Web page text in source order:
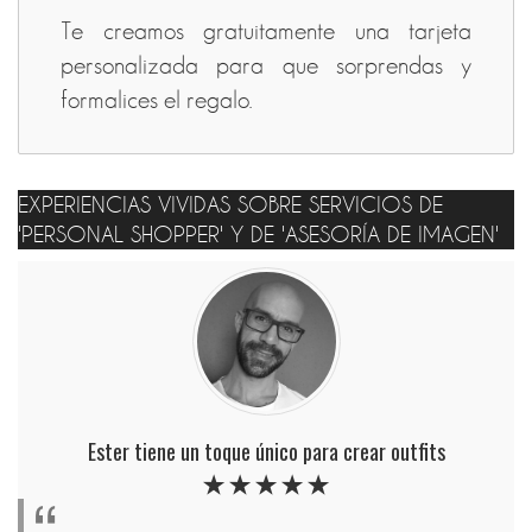
Te creamos gratuitamente una tarjeta
personalizada para que sorprendas y
formalices el regalo.
EXPERIENCIAS VIVIDAS SOBRE SERVICIOS DE
'PERSONAL SHOPPER' Y DE 'ASESORÍA DE IMAGEN'
Ester tiene un toque único para crear outfits